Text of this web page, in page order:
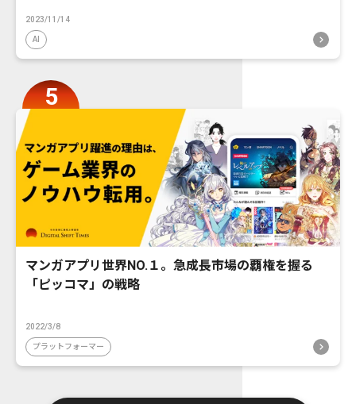
2023/11/14
AI
マンガアプリ世界NO.１。急成長市場の覇権を握る
「ピッコマ」の戦略
2022/3/8
プラットフォーマー